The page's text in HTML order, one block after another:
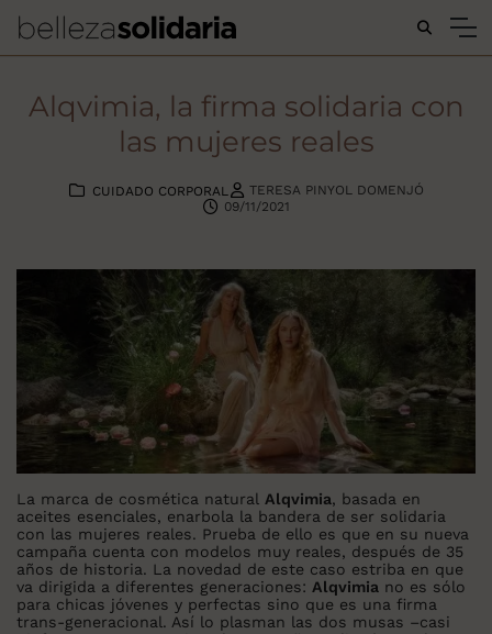
Buscar...
Alqvimia, la firma solidaria con
las mujeres reales
CUIDADO CORPORAL
TERESA PINYOL DOMENJÓ
09/11/2021
La marca de cosmética natural Alqvimia, basada en
aceites esenciales, enarbola la bandera de ser solidaria
con las mujeres reales. Prueba de ello es que en su nueva
campaña cuenta con modelos muy reales, después de 35
años de historia. La novedad de este caso estriba en que
va dirigida a diferentes generaciones: Alqvimia no es sólo
para chicas jóvenes y perfectas sino que es una firma
trans-generacional. Así lo plasman las dos musas –casi